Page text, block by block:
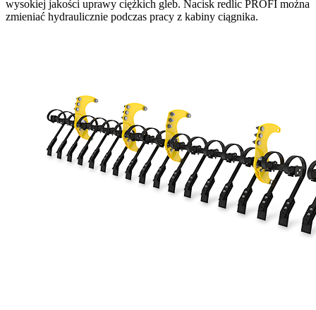
wysokiej jakości uprawy ciężkich gleb. Nacisk redlic PROFI można
zmieniać hydraulicznie podczas pracy z kabiny ciągnika.